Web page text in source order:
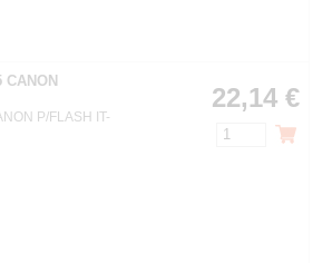
P/FLASH IT-
22,14 €